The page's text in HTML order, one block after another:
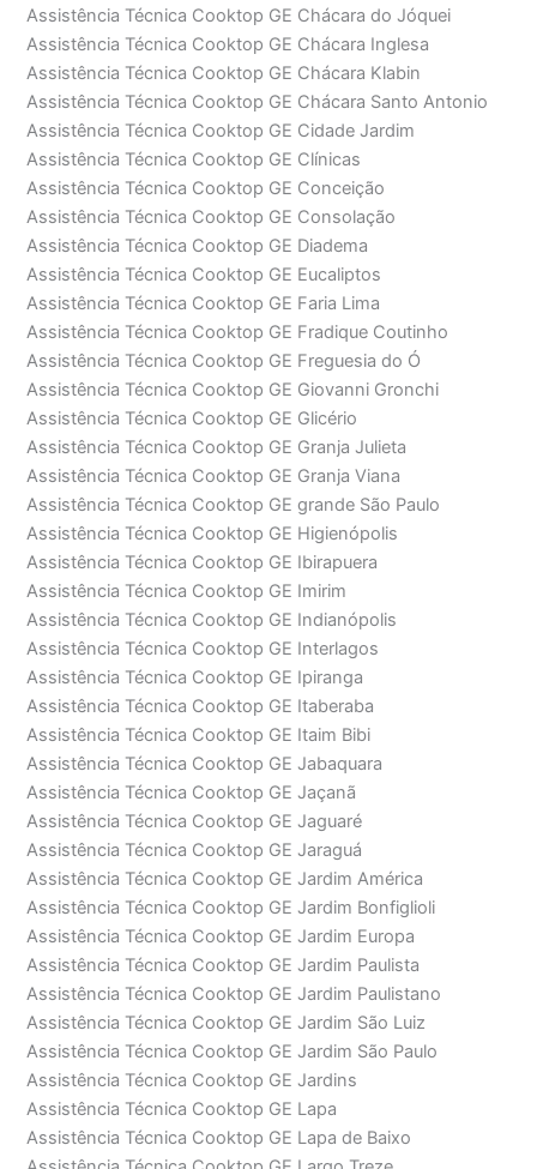
Assistência Técnica Cooktop GE Chácara do Jóquei
Assistência Técnica Cooktop GE Chácara Inglesa
Assistência Técnica Cooktop GE Chácara Klabin
Assistência Técnica Cooktop GE Chácara Santo Antonio
Assistência Técnica Cooktop GE Cidade Jardim
Assistência Técnica Cooktop GE Clínicas
Assistência Técnica Cooktop GE Conceição
Assistência Técnica Cooktop GE Consolação
Assistência Técnica Cooktop GE Diadema
Assistência Técnica Cooktop GE Eucaliptos
Assistência Técnica Cooktop GE Faria Lima
Assistência Técnica Cooktop GE Fradique Coutinho
Assistência Técnica Cooktop GE Freguesia do Ó
Assistência Técnica Cooktop GE Giovanni Gronchi
Assistência Técnica Cooktop GE Glicério
Assistência Técnica Cooktop GE Granja Julieta
Assistência Técnica Cooktop GE Granja Viana
Assistência Técnica Cooktop GE grande São Paulo
Assistência Técnica Cooktop GE Higienópolis
Assistência Técnica Cooktop GE Ibirapuera
Assistência Técnica Cooktop GE Imirim
Assistência Técnica Cooktop GE Indianópolis
Assistência Técnica Cooktop GE Interlagos
Assistência Técnica Cooktop GE Ipiranga
Assistência Técnica Cooktop GE Itaberaba
Assistência Técnica Cooktop GE Itaim Bibi
Assistência Técnica Cooktop GE Jabaquara
Assistência Técnica Cooktop GE Jaçanã
Assistência Técnica Cooktop GE Jaguaré
Assistência Técnica Cooktop GE Jaraguá
Assistência Técnica Cooktop GE Jardim América
Assistência Técnica Cooktop GE Jardim Bonfiglioli
Assistência Técnica Cooktop GE Jardim Europa
Assistência Técnica Cooktop GE Jardim Paulista
Assistência Técnica Cooktop GE Jardim Paulistano
Assistência Técnica Cooktop GE Jardim São Luiz
Assistência Técnica Cooktop GE Jardim São Paulo
Assistência Técnica Cooktop GE Jardins
Assistência Técnica Cooktop GE Lapa
Assistência Técnica Cooktop GE Lapa de Baixo